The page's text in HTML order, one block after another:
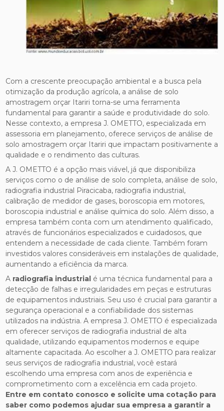
Com a crescente preocupação ambiental e a busca pela
otimização da produção agrícola, a análise de solo
amostragem orçar Itariri torna-se uma ferramenta
fundamental para garantir a saúde e produtividade do solo.
Nesse contexto, a empresa J. OMETTO, especializada em
assessoria em planejamento, oferece serviços de análise de
solo amostragem orçar Itariri que impactam positivamente a
qualidade e o rendimento das culturas.
A J. OMETTO é a opção mais viável, já que disponibiliza
serviços como o de análise de solo completa, análise de solo,
radiografia industrial Piracicaba, radiografia industrial,
calibração de medidor de gases, boroscopia em motores,
boroscopia industrial e análise química do solo. Além disso, a
empresa também conta com um atendimento qualificado,
através de funcionários especializados e cuidadosos, que
entendem a necessidade de cada cliente. Também foram
investidos valores consideráveis em instalações de qualidade,
aumentando a eficiência da marca.
A radiografia industrial é uma técnica fundamental para a
detecção de falhas e irregularidades em peças e estruturas
de equipamentos industriais. Seu uso é crucial para garantir a
segurança operacional e a confiabilidade dos sistemas
utilizados na indústria. A empresa J. OMETTO é especializada
em oferecer serviços de radiografia industrial de alta
qualidade, utilizando equipamentos modernos e equipe
altamente capacitada. Ao escolher a J. OMETTO para realizar
seus serviços de radiografia industrial, você estará
escolhendo uma empresa com anos de experiência e
comprometimento com a excelência em cada projeto.
Entre em contato conosco e solicite uma cotação para
saber como podemos ajudar sua empresa a garantir a